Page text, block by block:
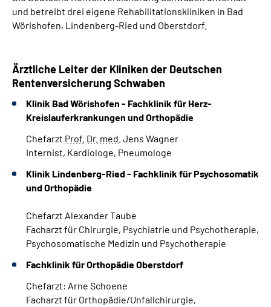
und betreibt drei eigene Rehabilitationskliniken in Bad
Wörishofen, Lindenberg-Ried und Oberstdorf.
Ärztliche Leiter der Kliniken der Deutschen
Rentenversicherung Schwaben
Klinik Bad Wörishofen - Fachklinik für Herz-
Kreislauferkrankungen und Orthopädie
Chefarzt Prof. Dr. med. Jens Wagner
Internist, Kardiologe, Pneumologe
Klinik Lindenberg-Ried - Fachklinik für Psychosomatik
und Orthopädie
Chefarzt Alexander Taube
Facharzt für Chirurgie, Psychiatrie und Psychotherapie,
Psychosomatische Medizin und Psychotherapie
Fachklinik für Orthopädie Oberstdorf
Chefarzt: Arne Schoene
Facharzt für Orthopädie/Unfallchirurgie,